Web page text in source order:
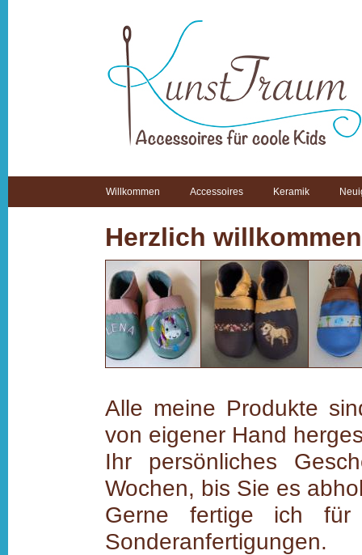
Willkommen Accessoires Keramik
Herzlich
Alle meine Produkte
von eigener Hand
Ihr persönliches
Wochen, bis Sie es
Gerne fertige ich
Sonderanfertigungen.